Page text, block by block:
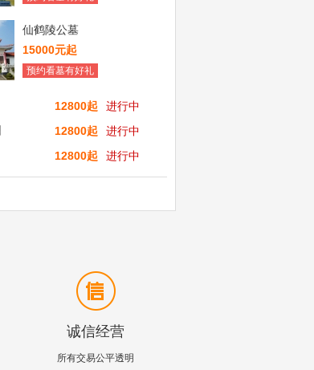
仙鹤陵公墓
15000元起
预约看墓有好礼
12800起
进行中
12800起
进行中
12800起 进行中
诚信经营
所有交易公平透明